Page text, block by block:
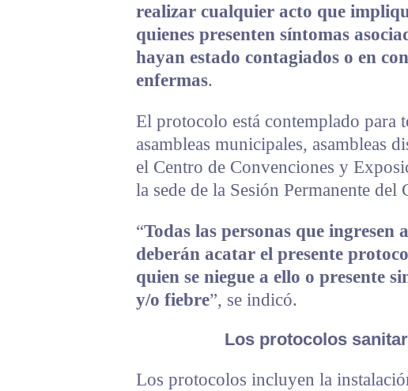
realizar cualquier acto que
quienes presenten síntomas
hayan estado contagiados o en
enfermas.
El protocolo está contemplado para
asambleas municipales, asambleas
el Centro de Convenciones y
la sede de la Sesión Permanente del
“Todas las personas que ingresen
deberán acatar el presente
quien se niegue a ello o presente
y/o fiebre”, se indicó.
Los protocolos
Los protocolos incluyen la